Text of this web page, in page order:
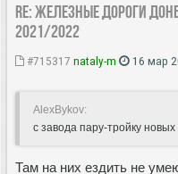
Re: Железные дороги
2021/2022
#715317 nataly-m 16 мар
AlexBykov:
с завода пару-тройку
Там на них ездить не